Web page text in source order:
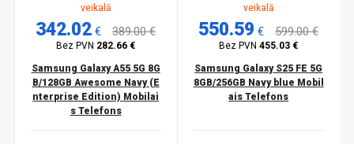
veikalā
342.02 € 389.00 €
Bez PVN 282.66 €
Samsung Galaxy A55 5G 8G
B/128GB Awesome Navy (E
nterprise Edition) Mobilai
s Telefons
veikalā
550.59 € 599.00 €
Bez PVN455.03 €
Samsung Galaxy S25 FE 5G
8GB/256GB Navy blue Mobil
ais Telefons